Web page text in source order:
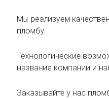
Мы реализуем
пломбу.
Технологические
название компании и
Заказывайте у нас